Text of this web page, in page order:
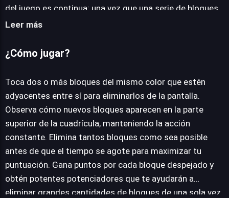
del juego es continua: una vez que una serie de bloques
desaparece, nuevas piezas descienden desde la parte
en constante evolución. El reloj es un elemento crucial,
cantidad de bloques posible antes de que el tiempo se
agote, acumulando puntos con cada eliminación
exitosa. La profundidad estratégica se incrementa con
la inclusión de potenciadores, herramientas valiosas
que, al ser utilizadas en el momento oportuno, permiten
eliminar secciones más grandes de la cuadrícula.
Además, el juego recompensa la planificación,
incentivando a los jugadores a buscar y encadenar
eliminaciones consecutivas de bloques adyacentes para
Leer más
¿Cómo jugar?
Toca dos o más bloques del mismo color que estén
adyacentes entre sí para eliminarlos de la pantalla.
Observa cómo nuevos bloques aparecen en la parte
superior de la cuadrícula, manteniendo la acción
constante. Elimina tantos bloques como sea posible
antes de que el tiempo se agote para maximizar tu
puntuación. Gana puntos por cada bloque despejado y
obtén potentes potenciadores que te ayudarán a
eliminar grandes cantidades de bloques de una sola vez.